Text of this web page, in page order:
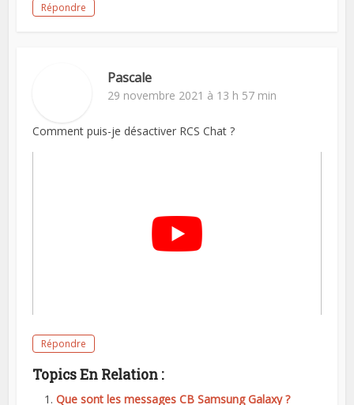
Répondre
Pascale
29 novembre 2021 à 13 h 57 min
Comment puis-je désactiver RCS Chat ?
Répondre
Topics En Relation :
Que sont les messages CB Samsung Galaxy ?